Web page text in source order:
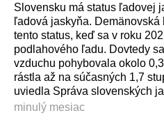
Slovensku má status ľadovej
ľadová jaskyňa.
tento status, keď sa v roku
podlahového ľadu. Dovtedy
vzduchu pohybovala okolo
rástla až na súčasných 1,7
uviedla Správa slovenských
minulý mesiac